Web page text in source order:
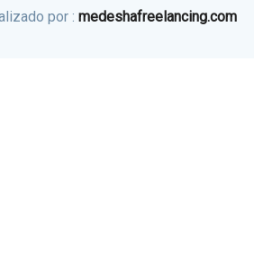
por : medeshafreelancing.com